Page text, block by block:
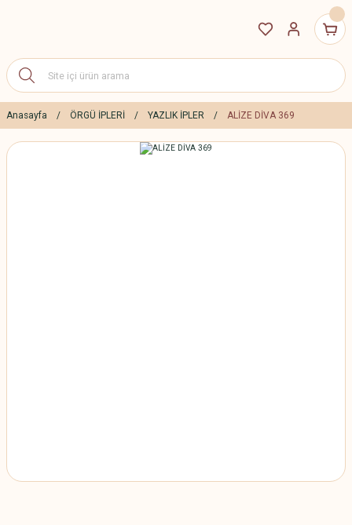
Anasayfa ÖRGÜ İPLERİ YAZLIK İPLER ALİZE DİVA 369